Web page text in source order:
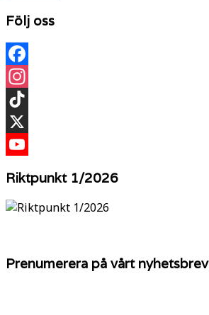
Följ oss
Facebook
Instagram
TikTok
X
Riktpunkt 1/2026
Prenumerera på vårt nyhetsbrev